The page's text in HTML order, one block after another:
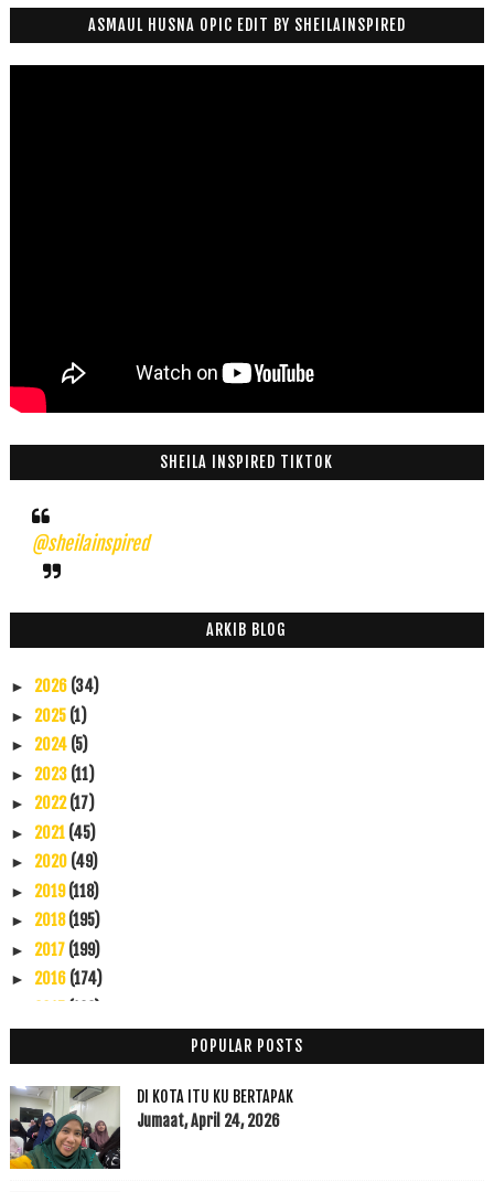
ASMAUL HUSNA OPIC EDIT BY SHEILAINSPIRED
SHEILA INSPIRED TIKTOK
@sheilainspired
ARKIB BLOG
► 2026 (34)
► 2025 (1)
► 2024 (5)
► 2023 (11)
► 2022(17)
► 2021 (45)
► 2020 (49)
► 2019(118)
► 2018(195)
► 2017 (199)
► 2016 (174)
►2013(53)
▼2012 (100)
►Disember
►November(7)
POPULAR POSTS
DI KOTA ITU KU BERTAPAK
Jumaat, April 24, 2026